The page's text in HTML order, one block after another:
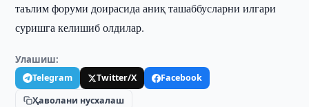
таълим форуми доирасида аниқ ташаббусларни илгари
суришга келишиб олдилар.
Улашиш:
Telegram Twitter/X
Facebook
Ҳаволани нусхалаш